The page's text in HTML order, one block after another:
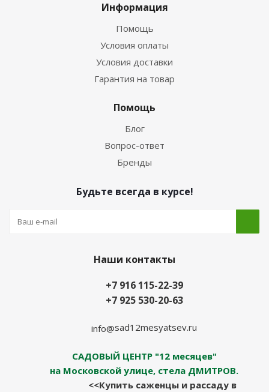
Информация
Помощь
Условия оплаты
Условия доставки
Гарантия на товар
Помощь
Блог
Вопрос-ответ
Бренды
Будьте всегда в курсе!
Наши контакты
+7 916 115-22-39
+7 925 530-20-63
info@sad12mesyatsev.ru
САДОВЫЙ ЦЕНТР "12 месяцев"
на Московской улице, стела ДМИТРОВ.
<<Купить саженцы и рассаду в